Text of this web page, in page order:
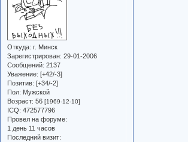
Откуда: г. Минск
Зарегистрирован: 29-01-2006
Сообщений: 2137
Уважение: [+42/-3]
Позитив: [+34/-2]
Пол: Мужской
Возраст: 56 [1969-12-10]
ICQ: 472577796
Провел на форуме:
1 день 11 часов
Последний визит: